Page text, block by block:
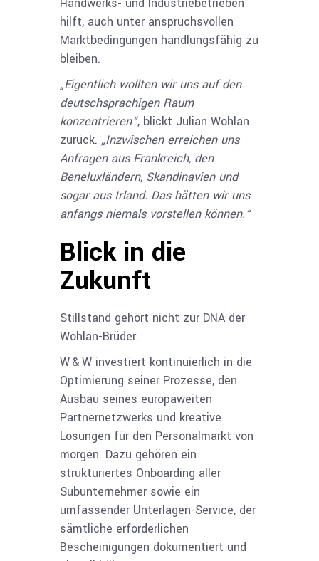
hilft, auch unter anspruchsvollen
Marktbedingungen handlungsfähig zu
bleiben.
„Eigentlich wollten wir uns auf den
deutschsprachigen Raum
konzentrieren“, blickt Julian Wohlan
zurück. „Inzwischen erreichen uns
Anfragen aus Frankreich, den
Beneluxländern, Skandinavien und
sogar aus Irland. Das hätten wir uns
anfangs niemals vorstellen können.“
Blick in die
Zukunft
Stillstand gehört nicht zur DNA der
Wohlan-Brüder.
W & W investiert kontinuierlich in die
Optimierung seiner Prozesse, den
Ausbau seines europa­weiten
Partnernetzwerks und kreative
Lösungen für den Personalmarkt von
morgen. Dazu gehören ein
strukturiertes Onboarding aller
Subunternehmer sowie ein
umfassender Unterlagen-Service, der
sämtliche erforderlichen
Bescheinigungen dokumentiert und